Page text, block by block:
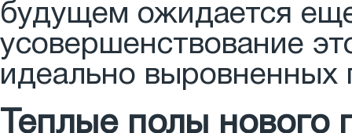
будущем ожидается
усовершенствование
идеально выровненных
Теплые полы